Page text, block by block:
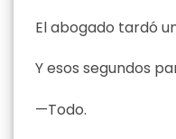
El abogado tardó
Y esos segundos
—Todo.